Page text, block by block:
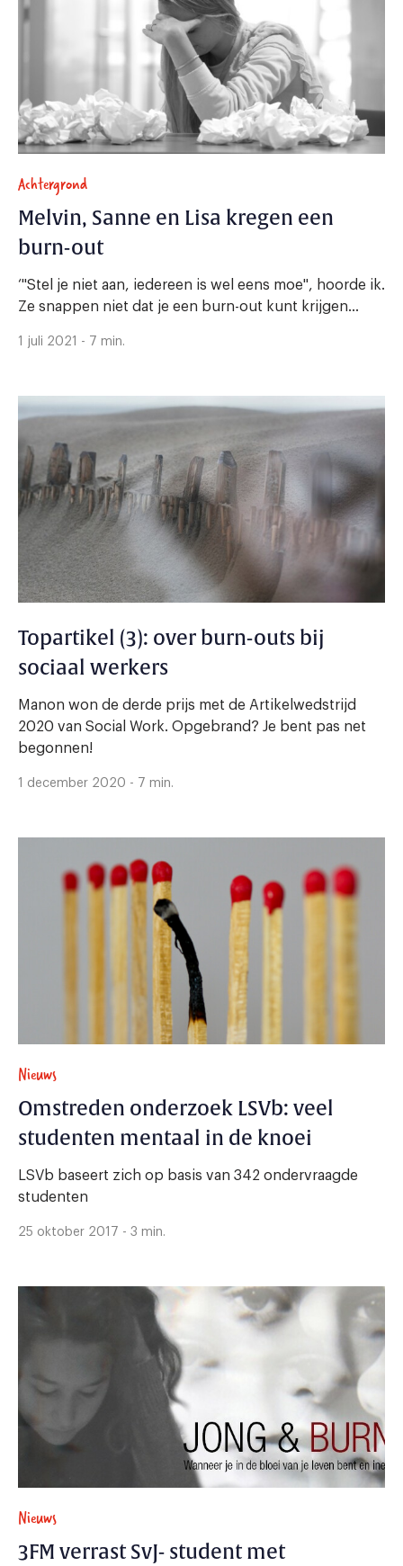
Achtergrond
Melvin, Sanne en Lisa kregen een
burn-out
‘"Stel je niet aan, iedereen is wel eens moe", hoorde ik.
Ze snappen niet dat je een burn-out kunt krijgen...
1 juli 2021 - 7 min.
Topartikel (3): over burn-outs bij
sociaal werkers
Manon won de derde prijs met de Artikelwedstrijd
2020 van Social Work. Opgebrand? Je bent pas net
begonnen!
1 december 2020 - 7 min.
Nieuws
Omstreden onderzoek LSVb: veel
studenten mentaal in de knoei
LSVb baseert zich op basis van 342 ondervraagde
studenten
25 oktober 2017 - 3 min.
Nieuws
3FM verrast SvJ- student met